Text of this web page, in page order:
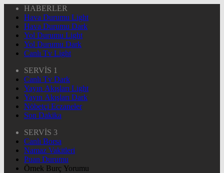
HABERLER
Hava Durumu Light
Hava Durumu Dark
Yol Durumu Light
Yol Durumu Dark
Canlı Tv Light
SERVİS 1
Canlı Tv Dark
Yayın Akışları Light
Yayın Akışları Dark
Nöbetçi Eczaneler
Son Dakika
SERVİS 3
Canlı Borsa
Namaz Vakitleri
Puan Durumu
Örnek Burç Yorumu